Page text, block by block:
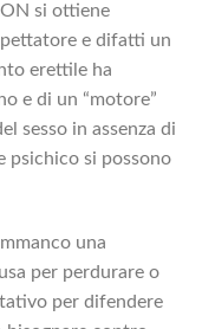
si ottiene
e difatti un
erettile ha
e di un “motore”
sesso in assenza di
psichico si possono
una
per perdurare o
per difendere